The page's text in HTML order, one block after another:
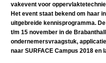
vakevent voor
Het event staat bekend om haar
uitgebreide kennisprogramma.
t/m 15 november in de
ondernemersvraagstuk,
naar SURFACE Campus 2018 en